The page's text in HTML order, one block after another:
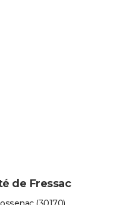
de Fressac